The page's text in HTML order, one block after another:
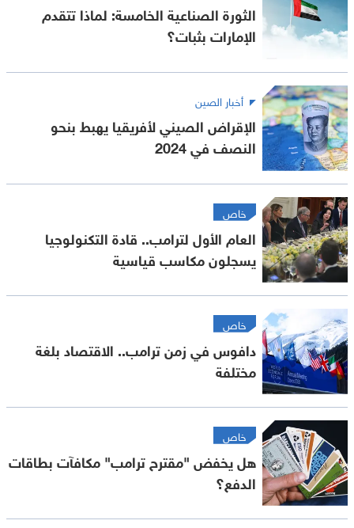
الثورة الصناعية الخامسة: لماذا تتقدم
الإمارات بثبات؟
أخبار الصين
الإقراض الصيني لأفريقيا يهبط بنحو
النصف في 2024
خاص
العام الأول لترامب.. قادة التكنولوجيا
يسجلون مكاسب قياسية
خاص
دافوس في زمن ترامب.. الاقتصاد بلغة
مختلفة
خاص
هل يخفض "مقترح ترامب" مكافآت بطاقات
الدفع؟